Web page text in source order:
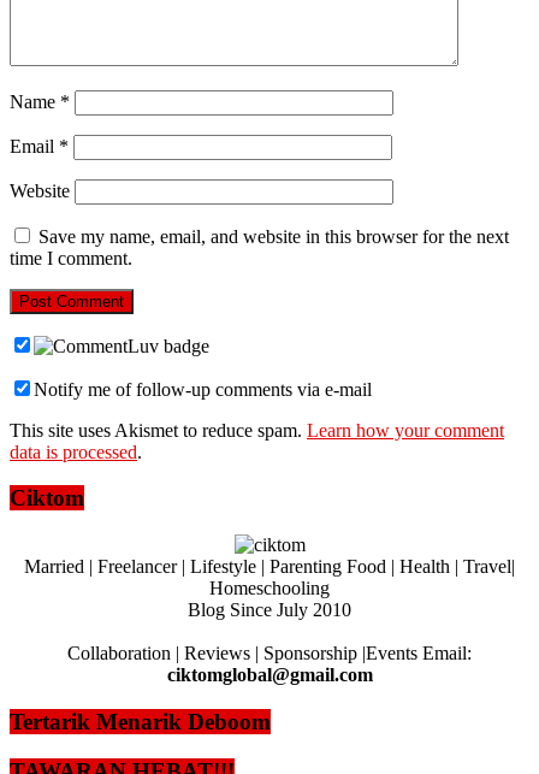
Name *
Email *
Website
Save my name, email, and website in this browser for the next
time I comment.
Notify me of follow-up comments via e-mail
This site uses Akismet to reduce spam. Learn how your comment
data is processed.
Ciktom
Married | Freelancer | Lifestyle | Parenting Food | Health | Travel|
Homeschooling
Blog Since July 2010
Collaboration | Reviews | Sponsorship |Events Email:
ciktomglobal@gmail.com
Tertarik Menarik Deboom